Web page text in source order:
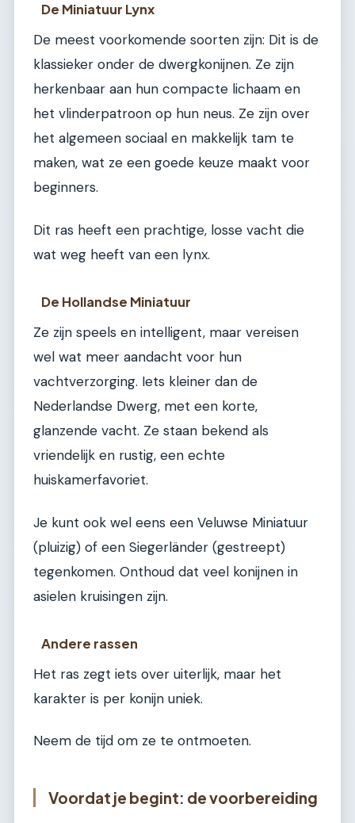
De Miniatuur Lynx
De meest voorkomende soorten zijn: Dit is de
klassieker onder de dwergkonijnen. Ze zijn
herkenbaar aan hun compacte lichaam en
het vlinderpatroon op hun neus. Ze zijn over
het algemeen sociaal en makkelijk tam te
maken, wat ze een goede keuze maakt voor
beginners.
Dit ras heeft een prachtige, losse vacht die
wat weg heeft van een lynx.
De Hollandse Miniatuur
Ze zijn speels en intelligent, maar vereisen
wel wat meer aandacht voor hun
vachtverzorging. Iets kleiner dan de
Nederlandse Dwerg, met een korte,
glanzende vacht. Ze staan bekend als
vriendelijk en rustig, een echte
huiskamerfavoriet.
Je kunt ook wel eens een Veluwse Miniatuur
(pluizig) of een Siegerländer (gestreept)
tegenkomen. Onthoud dat veel konijnen in
asielen kruisingen zijn.
Andere rassen
Het ras zegt iets over uiterlijk, maar het
karakter is per konijn uniek.
Neem de tijd om ze te ontmoeten.
Voordat je begint: de voorbereiding